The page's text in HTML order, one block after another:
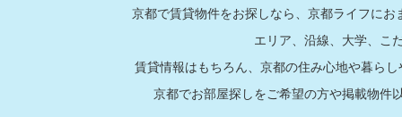
京都で賃貸物件をお探しなら、京都ライフに
エリア、沿線、大学、こ
賃貸情報はもちろん、京都の住み心地や暮ら
京都でお部屋探しをご希望の方や掲載物件